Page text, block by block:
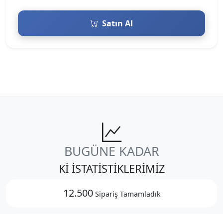
Satın Al
BUGÜNE KADAR
Kİ İSTATİSTİKLERİMİZ
12.500 Sipariş Tamamladık